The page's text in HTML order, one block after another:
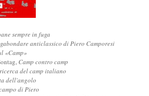
sempre in fuga
anticlassico di Piero Camporesi
«Camp»
Camp contro camp
del camp italiano
dell'angolo
di Piero